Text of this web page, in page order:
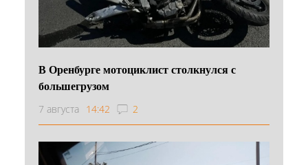
В Оренбурге мотоциклист столкнулся с
большегрузом
7 августа 14:42 2